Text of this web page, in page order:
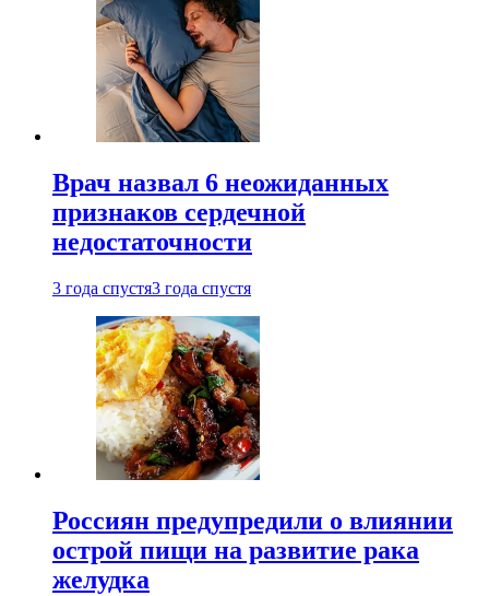
Врач назвал 6 неожиданных
признаков сердечной
недостаточности
3 года спустя3 года спустя
Россиян предупредили о влиянии
острой пищи на развитие рака
желудка